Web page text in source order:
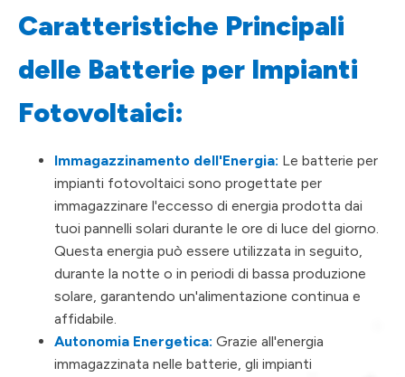
Caratteristiche Principali
delle Batterie per Impianti
Fotovoltaici:
Immagazzinamento dell'Energia: Le batterie per
impianti fotovoltaici sono progettate per
immagazzinare l'eccesso di energia prodotta dai
tuoi pannelli solari durante le ore di luce del giorno.
Questa energia può essere utilizzata in seguito,
durante la notte o in periodi di bassa produzione
solare, garantendo un'alimentazione continua e
affidabile.
Autonomia Energetica: Grazie all'energia
immagazzinata nelle batterie, gli impianti